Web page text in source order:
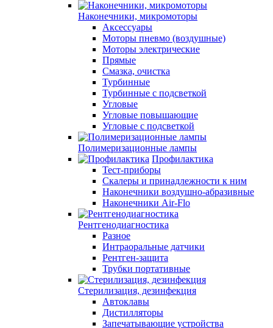
Наконечники, микромоторы
Аксессуары
Моторы пневмо (воздушные)
Моторы электрические
Прямые
Смазка, очистка
Турбинные
Турбинные с подсветкой
Угловые
Угловые повышающие
Угловые с подсветкой
Полимеризационные лампы
Профилактика
Тест-приборы
Скалеры и принадлежности к ним
Наконечники воздушно-абразивные
Наконечники Air-Flo
Рентгенодиагностика
Разное
Интраоральные датчики
Рентген-защита
Трубки портативные
Стерилизация, дезинфекция
Автоклавы
Дистилляторы
Запечатывающие устройства